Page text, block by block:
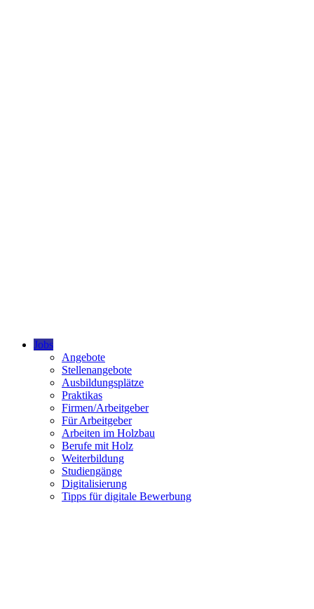
Jobs
Angebote
Stellenangebote
Ausbildungsplätze
Praktikas
Firmen/Arbeitgeber
Für Arbeitgeber
Arbeiten im Holzbau
Berufe mit Holz
Weiterbildung
Studiengänge
Digitalisierung
Tipps für digitale Bewerbung